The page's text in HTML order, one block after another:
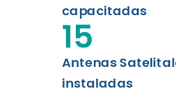
capacitadas
Antenas
instaladas
15